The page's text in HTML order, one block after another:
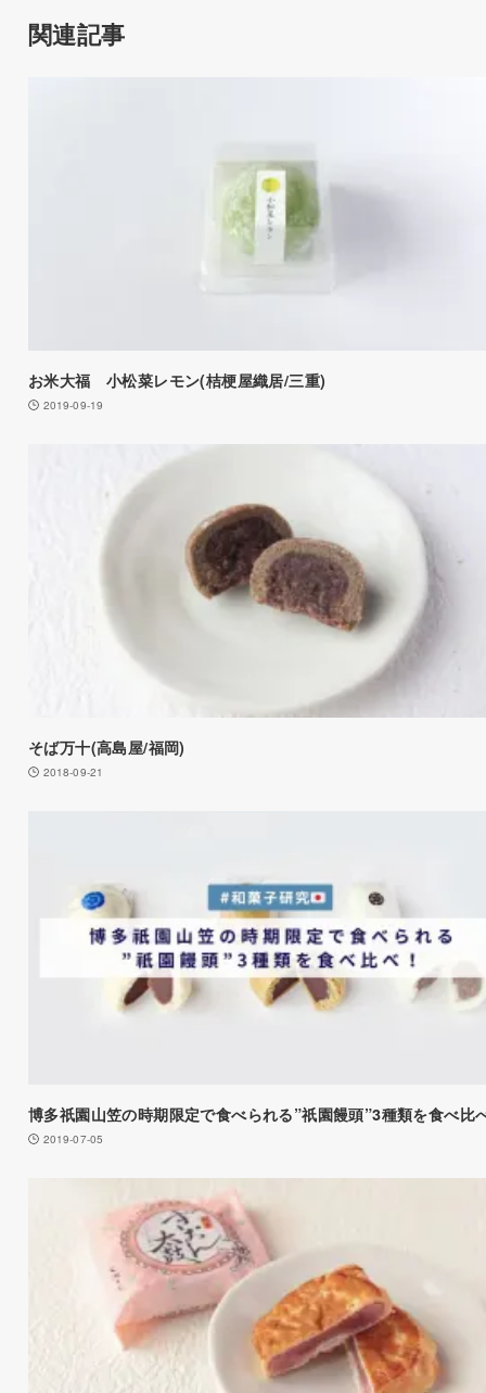
関連記事
お米大福 小松菜レモン(桔梗屋織居/三重)
2019-09-19
そば万十(高島屋/福岡)
2018-09-21
博多祇園山笠の時期限定で食べられる”祇園饅頭”3種類を食べ比
2019-07-05